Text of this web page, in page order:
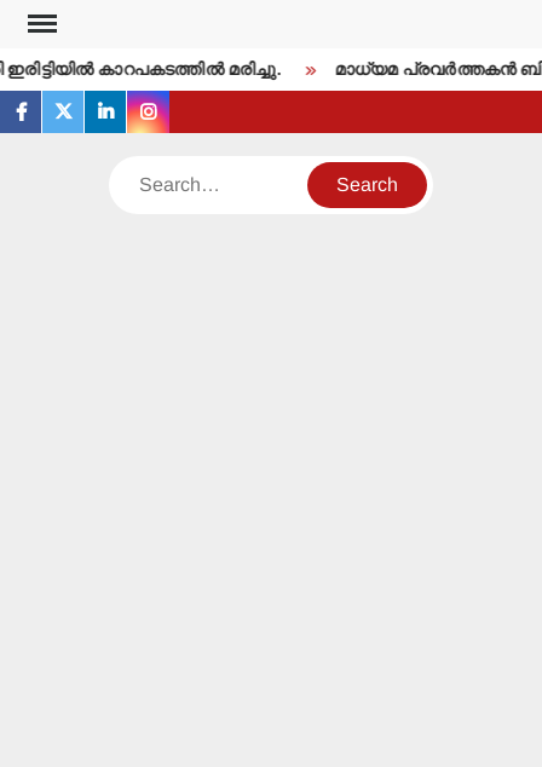
Skip
content
കാറപകടത്തില്‍ മരിച്ചു. മാധ്യമ പ്രവര്‍ത്തകന്‍
facebook
twitterlinkedininstagram
Search